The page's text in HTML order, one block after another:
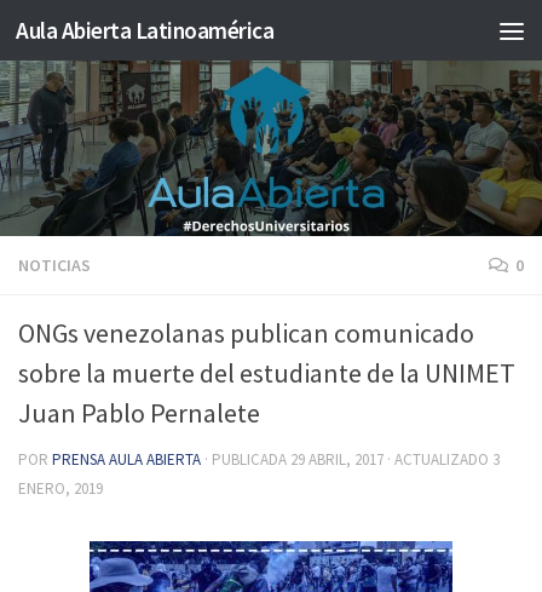
Saltar al contenido
Aula Abierta Latinoamérica
NOTICIAS 0
ONGs venezolanas publican comunicado
sobre la muerte del estudiante de la UNIMET
Juan Pablo Pernalete
POR PRENSA AULA ABIERTA · PUBLICADA 29 ABRIL, 2017 · ACTUALIZADO 3
ENERO, 2019